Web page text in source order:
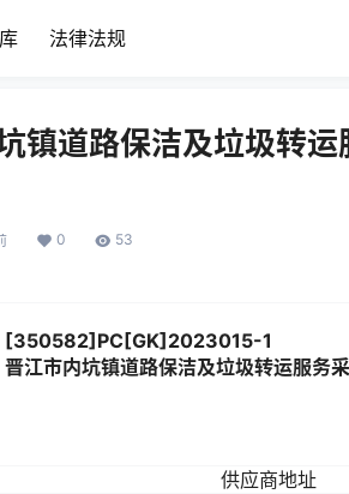
法律法规
镇道路保洁及垃圾转运
0 53
[350582]PC[GK]2023015-1
江市内坑镇道路保洁及垃圾转运服务
供应商地址